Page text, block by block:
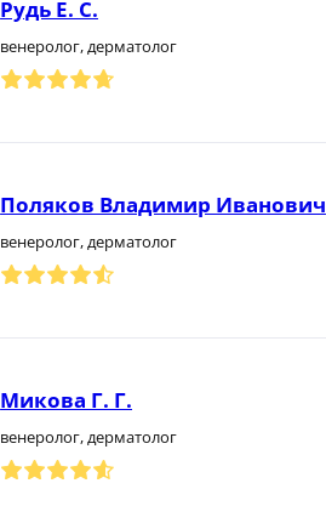
Рудь Е. С.
венеролог, дерматолог
Поляков Владимир Иванович
венеролог, дерматолог
Микова Г. Г.
венеролог, дерматолог